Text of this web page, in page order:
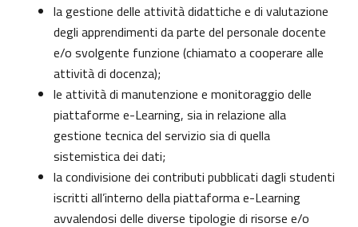
la gestione delle attività didattiche e di valutazione
degli apprendimenti da parte del personale docente
e/o svolgente funzione (chiamato a cooperare alle
attività di docenza);
le attività di manutenzione e monitoraggio delle
piattaforme e-Learning, sia in relazione alla
gestione tecnica del servizio sia di quella
sistemistica dei dati;
la condivisione dei contributi pubblicati dagli studenti
iscritti all’interno della piattaforma e-Learning
avvalendosi delle diverse tipologie di risorse e/o